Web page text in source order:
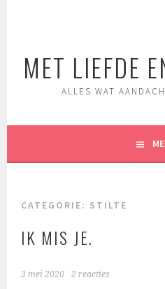
MET LIEFDE
ALLES WAT
CATEGORIE: STILTE
IK MIS JE.
3 mei 2020 2 reacties